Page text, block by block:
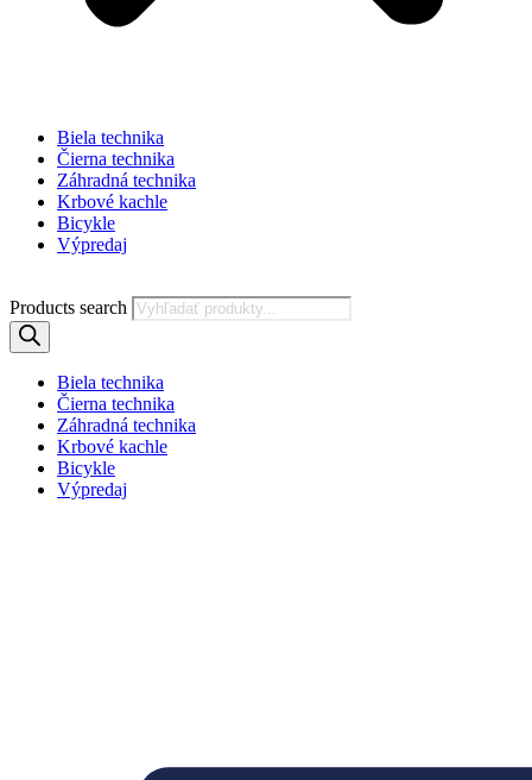
Biela technika
Čierna technika
Záhradná technika
Krbové kachle
Bicykle
Výpredaj
Products search
Biela technika
Čierna technika
Záhradná technika
Krbové kachle
Bicykle
Výpredaj